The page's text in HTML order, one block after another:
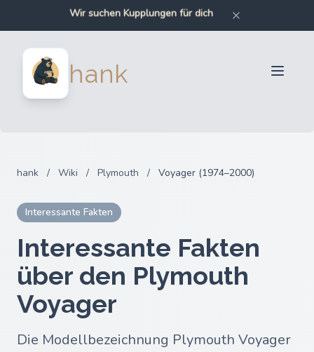
Wir suchen Stoßstangen für dich
Wir suchen Autoteile für dich
hank
Anmelden
hank / Wiki / Plymouth / Voyager (1974–2000)
Interessante Fakten
Interessante Fakten
über den Plymouth
Voyager
Die Modellbezeichnung Plymouth Voyager